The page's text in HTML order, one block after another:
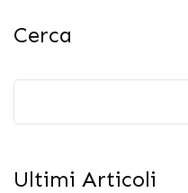
Cerca
Ultimi Articoli